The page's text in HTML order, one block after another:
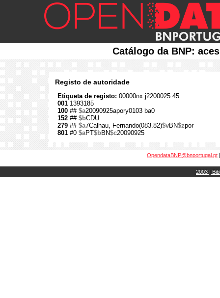
Catálogo da BNP:
Registo de autoridade
Etiqueta de registo: 00000nx j2200025 45
001 1393185
100 ## $a20090925apory0103 ba0
152 ## $bCDU
279 ## $a7Calhau, Fernando(083.82)$vBN$zpor
801 #0 $aPT$bBN$c20090925
OpendataBNP@bnportugal.pt
2003 |